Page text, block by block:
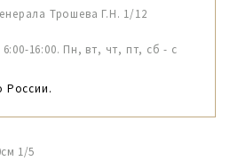
Трошева Г.Н. 1/12
16:00. Пн, вт, чт, пт, сб - с
России.
1/5